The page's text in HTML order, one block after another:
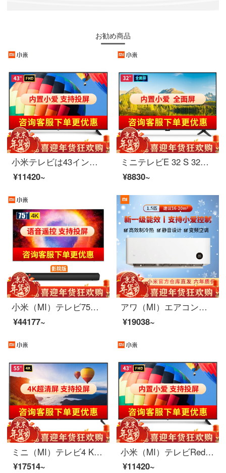
お勧め商品
小米テレビは43インチのフルスクリーンフルハイビジョン液晶モニターに対応しています。HDRには、小型のオーディオネットワークWIFIカラーテレビタブレットテレビを内蔵しています。
¥11420~
ミニテレビE 32 S 32インチスマートwifiネットワークフルHD薄型テレビ人工知能ネットワーク液晶パネルテレビ家庭用カラーテレビE 32 S 32インチ全面スクリーンPro
¥8830~
小米（MI）テレビ75インチ4 KスーパーハイビジョンHDR人工知能Bluetooth音声リモコンネットワークWiFiには、タブレットテレビのカラーテレビ75インチ4 S 75+テレビ音響標準装備が内蔵されています。
¥44177~
アワ（MI）エアコン全直流ハンガー1匹\1.5匹の壁壁掛式冷暖静音除湿知能除霜タイミングLEDディスプレイエアコン付きミニネットエアコンA/X（1.5匹/周波数変換/超一級機能）デフォルト1
¥19038~
ミニ（MI）テレビ4 K超高精細HDR液晶スマート音声リモコンwifiネットワークカラーテレビミニテレビRedmiA 55インチ【狭いフレーム、スマート言語】
¥17514~
小米（MI）テレビRedmiAネットワーク液晶パネルテレビ携帯APP音声リモコン赤米テレビ家庭用カラーテレビRedmiA 43インチ【狭いフレーム、言語のリモコン】標準装備
¥11420~